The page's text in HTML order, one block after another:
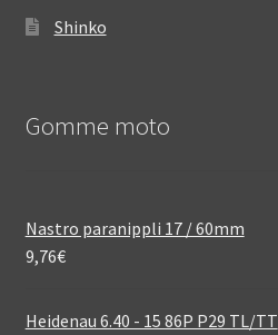
Shinko
Gomme moto
Nastro paranippli 17 / 60mm
9,76€
Heidenau 6.40 - 15 86P P29 TL/TT